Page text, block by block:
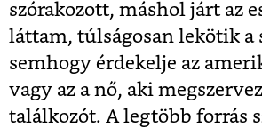
szórakozott, máshol járt az
láttam, túlságosan lekötik a
semhogy érdekelje az
vagy az a nő, aki
találkozót. A legtöbb forrás